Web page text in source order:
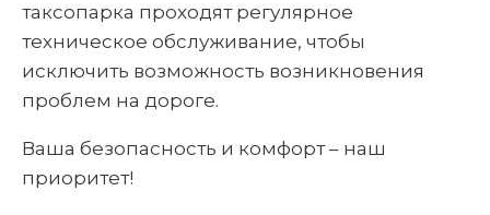
таксопарка проходят регулярное
техническое обслуживание, чтобы
исключить возможность возникновения
проблем на дороге.
Ваша безопасность и комфорт – наш
приоритет!